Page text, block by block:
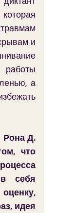
и
а
Рона Д.
что
себя
идея